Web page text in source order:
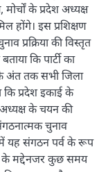
मोर्चों के प्रदेश अध्यक्ष
होंगे। इस प्रशिक्षण
प्रक्रिया की विस्तृत
कि पार्टी का
अंत तक सभी जिला
कि प्रदेश इकाई के
अध्यक्ष के चयन की
संगठनात्मक चुनाव
में यह संगठन पर्व के रूप
के मद्देनजर कुछ समय